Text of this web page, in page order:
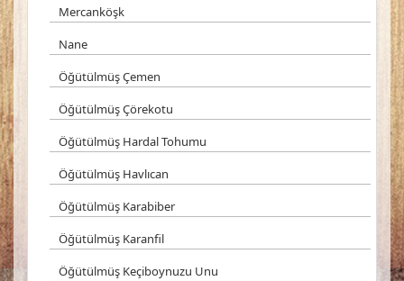
Mercanköşk
Nane
Öğütülmüş Çemen
Öğütülmüş Çörekotu
Öğütülmüş Hardal Tohumu
Öğütülmüş Havlıcan
Öğütülmüş Karabiber
Öğütülmüş Karanfil
Öğütülmüş Keçiboynuzu Unu